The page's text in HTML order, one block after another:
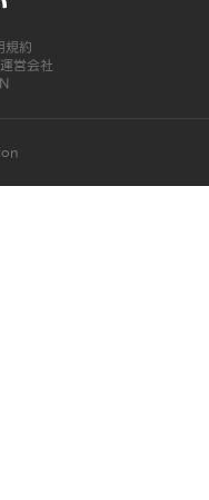
規約
運営会社
| LINE占い